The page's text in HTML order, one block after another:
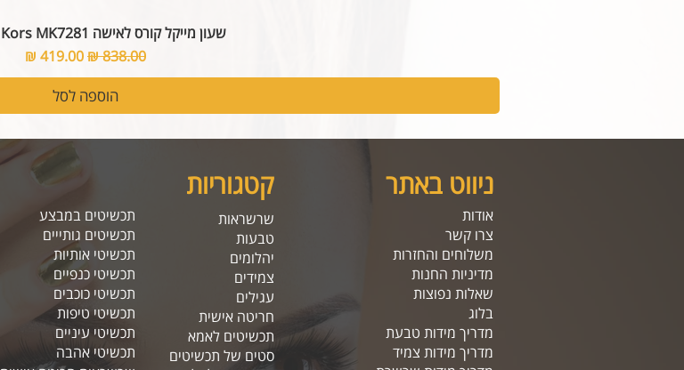
שעון מייקל קורס לאישה Michael Kors MK7281
מחיר רגיל מחיר מבצע
הוספה לסל
קטגוריות ניווט באתר
שרשראות
טבעות
יהלומים
צמידים
עגילים
חריטה אישית
תכשיטים לאמא
סטים של תכשיטים
תכשיטים במבצע
תכשיטים גותייים
תכשיטי אותיות
תכשיטי כנפיים
תכשיטי כוכבים
תכשיטי טיפות
תכשיטי עיניים
תכשיטי אהבה
אודות
צרו קשר
משלוחים והחזרות
מדיניות החנות
שאלות נפוצות
בלוג
מדריך מידות טבעת
מדריך מידות צמיד